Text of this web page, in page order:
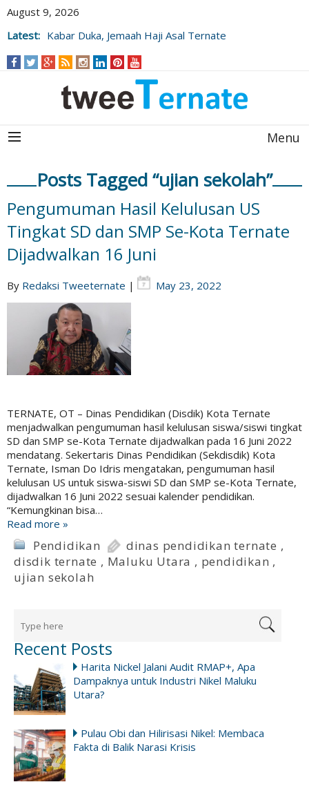
August 9, 2026
Latest: Kabar Duka, Jemaah Haji Asal Ternate
Menu
Posts Tagged “ujian sekolah”
Pengumuman Hasil Kelulusan US
Tingkat SD dan SMP Se-Kota Ternate
Dijadwalkan 16 Juni
By Redaksi Tweeternate | May 23, 2022
TERNATE, OT – Dinas Pendidikan (Disdik) Kota Ternate
menjadwalkan pengumuman hasil kelulusan siswa/siswi tingkat
SD dan SMP se-Kota Ternate dijadwalkan pada 16 Juni 2022
mendatang. Sekertaris Dinas Pendidikan (Sekdisdik) Kota
Ternate, Isman Do Idris mengatakan, pengumuman hasil
kelulusan US untuk siswa-siswi SD dan SMP se-Kota Ternate,
dijadwalkan 16 Juni 2022 sesuai kalender pendidikan.
“Kemungkinan bisa…
Read more »
Pendidikan dinas pendidikan ternate ,
disdik ternate , Maluku Utara , pendidikan ,
ujian sekolah
Recent Posts
Harita Nickel Jalani Audit RMAP+, Apa
Dampaknya untuk Industri Nikel Maluku
Utara?
Pulau Obi dan Hilirisasi Nikel: Membaca
Fakta di Balik Narasi Krisis